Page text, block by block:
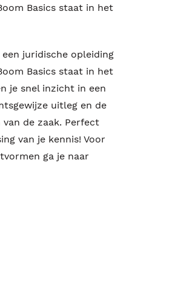
Basics staat in het
juridische opleiding
Basics staat in het
je snel inzicht in een
uitleg en de
de zaak. Perfect
van je kennis! Voor
ga je naar